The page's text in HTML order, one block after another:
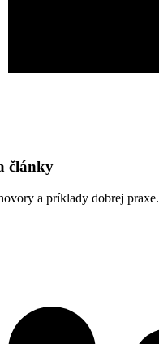
články
a príklady dobrej praxe.